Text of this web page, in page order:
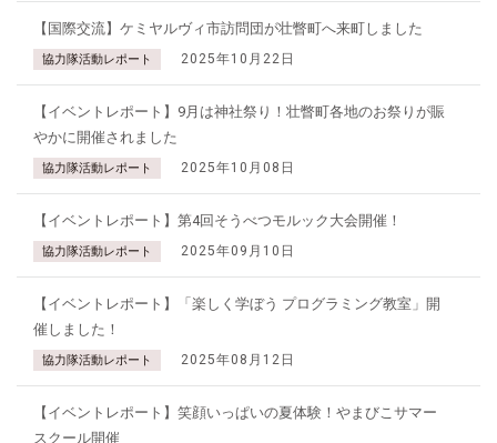
【国際交流】ケミヤルヴィ市訪問団が壮瞥町へ来町しました
協力隊活動レポート 2025年10月22日
【イベントレポート】9月は神社祭り！壮瞥町各地のお祭りが賑
やかに開催されました
協力隊活動レポート 2025年10月08日
【イベントレポート】第4回そうべつモルック大会開催！
協力隊活動レポート 2025年09月10日
【イベントレポート】「楽しく学ぼう プログラミング教室」開
催しました！
協力隊活動レポート 2025年08月12日
【イベントレポート】笑顔いっぱいの夏体験！やまびこサマー
スクール開催